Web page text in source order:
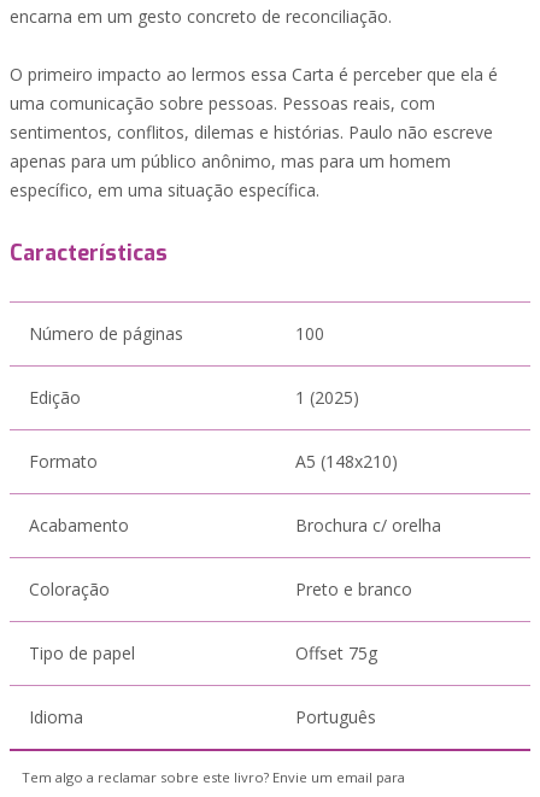
encarna em um gesto concreto de reconciliação.
O primeiro impacto ao lermos essa Carta é perceber que ela é
uma comunicação sobre pessoas. Pessoas reais, com
sentimentos, conflitos, dilemas e histórias. Paulo não escreve
apenas para um público anônimo, mas para um homem
específico, em uma situação específica.
Características
Número de páginas 100
Edição 1 (2025)
Formato A5 (148x210)
Acabamento Brochura c/ orelha
Coloração Preto e branco
Tipo de papel Offset 75g
Idioma Português
Tem algo a reclamar sobre este livro? Envie um email para